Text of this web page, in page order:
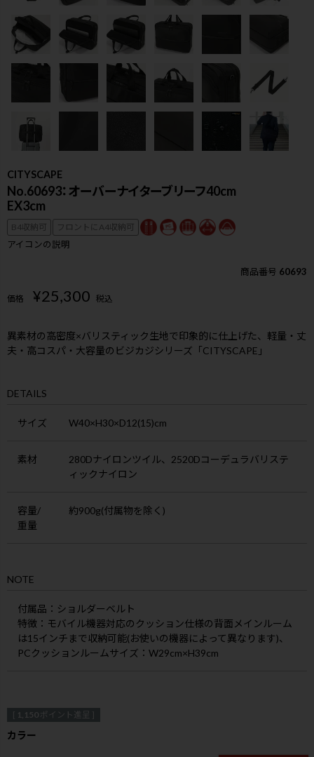
CITYSCAPE
No.60693：オーバーナイターブリーフ40cm
EX3cm
B4収納可
フロントにA4収納可
アイコンの説明
商品番号 60693
価格 ¥25,300 税込
異素材の高密度×バリスティック生地で印象的に仕上げた、軽量・丈
夫・高コスパ・大容量のビジカジシリーズ「CITYSCAPE」
DETAILS
サイズ W40×H30×D12(15)cm
素材
280Dナイロンツイル、2520Dコーデュラバリステ
ィックナイロン
容量/
重量
約900g(付属物を除く)
NOTE
付属品 ：ショルダーベルト
特徴 ：モバイル機器対応のクッション仕様の背面メインルーム
は15インチまで収納可能(お使いの機器によって異なります)、
PCクッションルームサイズ：W29cm×H39cm
[ 1,150 ポイント進呈 ]
カラー